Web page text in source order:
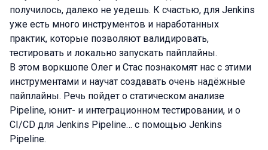
получилось, далеко не уедешь. К счастью, для Jenkins
уже есть много инструментов и наработанных
практик, которые позволяют валидировать,
тестировать и локально запускать пайплайны.
В этом воркшопе Олег и Стас познакомят нас с этими
инструментами и научат создавать очень надёжные
пайплайны. Речь пойдет о статическом анализе
Pipeline, юнит- и интеграционном тестировании, и о
CI/CD для Jenkins Pipeline… с помощью Jenkins
Pipeline.